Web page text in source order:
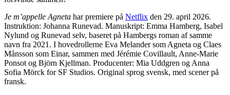
Je m’appelle Agneta har premiere på Netflix den 29. april 2026.
Instruktion: Johanna Runevad. Manuskript: Emma Hamberg, Isabel
Nylund og Runevad selv, baseret på Hambergs roman af samme
navn fra 2021. I hovedrollerne Eva Melander som Agneta og Claes
Månsson som Einar, sammen med Jérémie Covillault, Anne-Marie
Ponsot og Björn Kjellman. Producenter: Mia Uddgren og Anna
Sofia Mörck for SF Studios. Original sprog svensk, med scener på
fransk.